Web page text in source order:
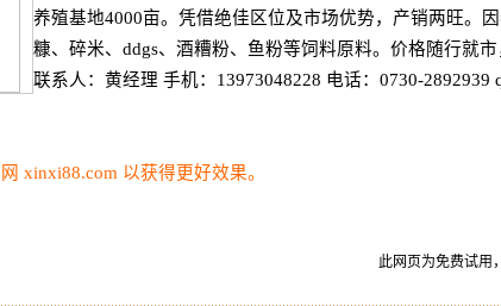
养殖基地4000亩。凭借绝佳区位及市场优势，产销两旺。
糠、碎米、ddgs、酒糟粉、鱼粉等饲料原料。价格随行就
联系人：黄经理 手机：13973048228 电话：0730-2892939
xinxi88.com 以获得更好效果。
此网页为免费试用